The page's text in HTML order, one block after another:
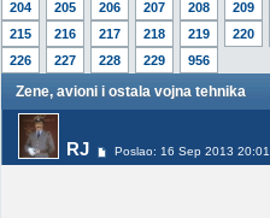
204
205 206 207 208 209
215
216 217 218 219 220
226
227 228 229 956
Zene, avioni i ostala vojna tehnika
RJ Poslao: 16 Sep 2013 20:01